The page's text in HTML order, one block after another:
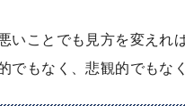
いことでも見方を変えれ
もなく、悲観的でもな